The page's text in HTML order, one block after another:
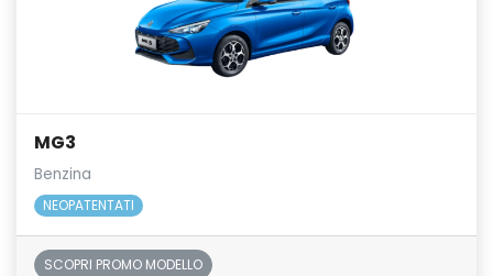
MG3
Benzina
NEOPATENTATI
SCOPRI PROMO MODELLO